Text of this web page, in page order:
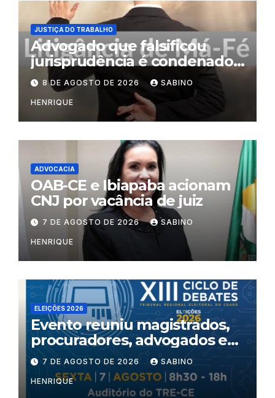
JUSTIÇA DO TRABALHO
Advogado que falsificou
jurisprudência é condenado
por litigância de má-fé
8 DE AGOSTO DE 2026 SABINO
HENRIQUE
ADVOCACIA
OAB-CE e Ibiapaba acionam
CNJ por vacância de juiz
7 DE AGOSTO DE 2026 SABINO
HENRIQUE
ELEIÇÕES 2026
Evento reuniu magistrados,
procuradores, advogados e
especialistas para debater
inteligência artificial,
criminalidade organizada e
7 DE AGOSTO DE 2026 SABINO
HENRIQUE